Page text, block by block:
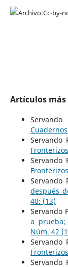
Artículos
Servando
Servando
Servando
Servando
después
40: (13)
Servando
a prueba;
Núm. 42
Servando
Servando